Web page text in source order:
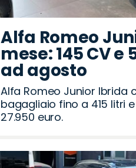
Alfa Romeo
mese: 145 CV
ad agosto
Alfa Romeo Junior Ibrida
bagagliaio fino a 415 litri
27.950 euro.